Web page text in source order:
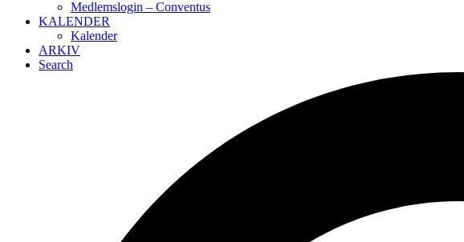
Medlemslogin – Conventus
KALENDER
Kalender
ARKIV
Search